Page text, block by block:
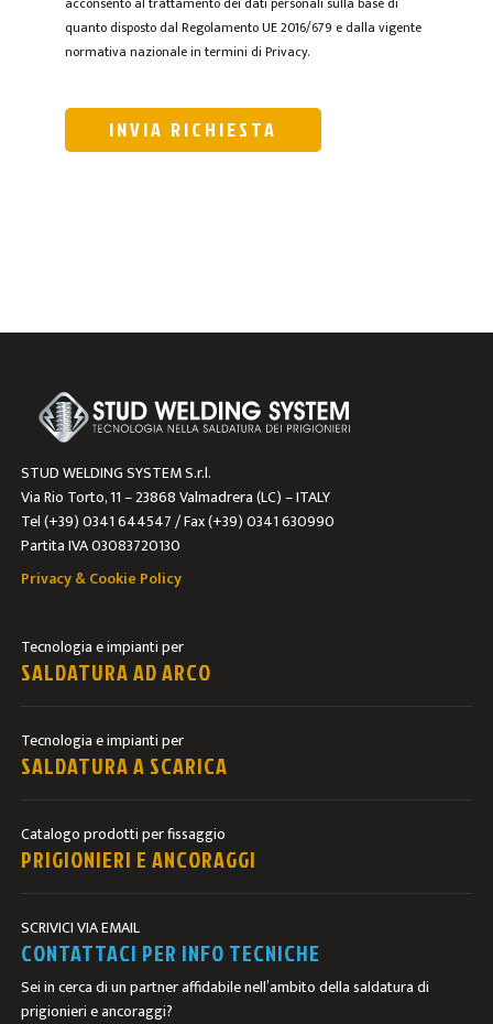
quanto disposto dal Regolamento UE 2016/679 e dalla vigente
normativa nazionale in termini di Privacy.
STUD WELDING SYSTEM S.r.l.
Via Rio Torto, 11 – 23868 Valmadrera (LC) – ITALY
Tel (+39) 0341 644547 / Fax (+39) 0341 630990
Partita IVA 03083720130
Privacy & Cookie Policy
Tecnologia e impianti per
SALDATURA AD ARCO
Tecnologia e impianti per
SALDATURA A SCARICA
Catalogo prodotti per fissaggio
PRIGIONIERI E ANCORAGGI
SCRIVICI VIA EMAIL
CONTATTACI PER INFO TECNICHE
Sei in cerca di un partner affidabile nell’ambito della saldatura di
prigionieri e ancoraggi?